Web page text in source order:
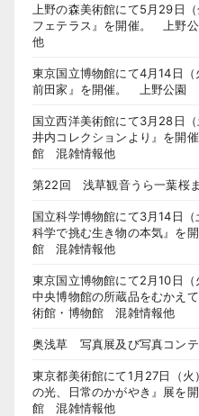
上野の森美術館にて5月29日
フェテラス』を開催。 上野
他
東京国立博物館にて4月14日
前田家』を開催。 上野公園
国立西洋美術館にて3月28日
井内コレクションより』を
館 混雑情報他
第22回 浅草観音うら一葉桜
国立科学博物館にて3月14日
科学で挑む生き物の本気』
館 混雑情報他
東京国立博物館にて2月10日
中央博物館の所蔵品をむか
術館・博物館 混雑情報他
奥浅草 写真展及び写真コン
東京都美術館にて1月27日（
の光、日常のかがやき』展
館 混雑情報他